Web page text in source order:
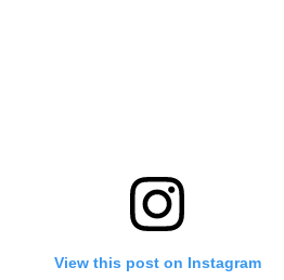
View this post on Instagram